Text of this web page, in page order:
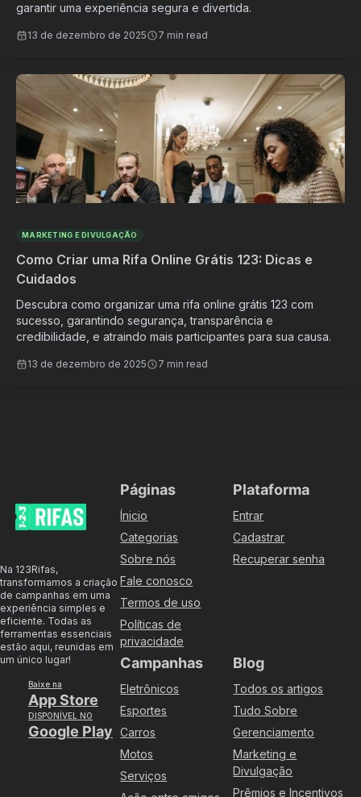
garantir uma experiência segura e divertida.
13 de dezembro de 2025 7 min read
MARKETING E DIVULGAÇÃO
Como Criar uma Rifa Online Grátis 123: Dicas e
Cuidados
Descubra como organizar uma rifa online grátis 123 com
sucesso, garantindo segurança, transparência e
credibilidade, e atraindo mais participantes para sua causa.
13 de dezembro de 2025 7 min read
Na 123Rifas,
transformamos a criação
de campanhas em uma
experiência simples e
eficiente. Todas as
ferramentas essenciais
estão aqui, reunidas em
um único lugar!
Baixe na
App Store
DISPONÍVEL NO
Google Play
Páginas
Ínicio
Categorias
Sobre nós
Fale conosco
Termos de uso
Políticas de
privacidade
Plataforma
Entrar
Cadastrar
Recuperar senha
Campanhas
Eletrônicos
Esportes
Carros
Motos
Serviços
Blog
Todos os artigos
Tudo Sobre
Gerenciamento
Marketing e
Divulgação
Prêmios e Incentivos